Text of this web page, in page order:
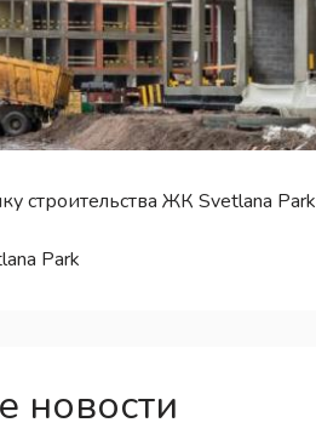
строительства ЖК Svetlana Park
Park
новости